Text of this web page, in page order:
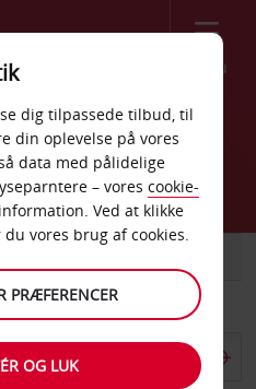
Menu
dig tilpassede tilbud, til
din oplevelse på vores
data med pålidelige
– vores cookie-
Ved at klikke
du vores brug af cookies.
PRÆFERENCER
OG LUK